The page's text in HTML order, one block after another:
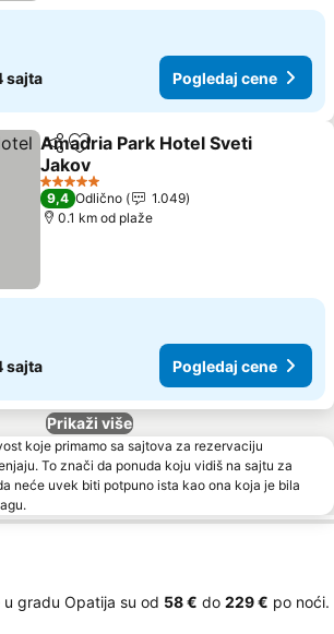
sajta Pogledaj cene
Deli Dodati u favorite
Amadria Park Hotel Sveti
Jakov
Pogledaj cene
5 Zvezdice
9,4 Odlično
1.049
0.1 km od plaže
sajta Pogledaj cene
Prikaži više
koje primamo sa sajtova za rezervaciju
To znači da ponuda koju vidiš na sajtu za
neće uvek biti potpuno ista kao ona koja je bila
gradu Opatija su od ‎58 € do ‎229 € po noći.